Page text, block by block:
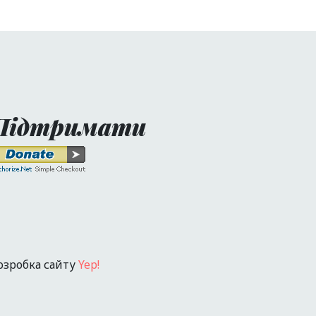
сайтуYep!